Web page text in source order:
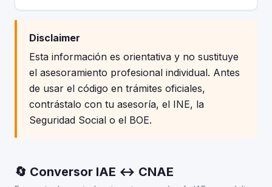
Disclaimer
Esta información es orientativa y no sustituye
el asesoramiento profesional individual. Antes
de usar el código en trámites oficiales,
contrástalo con tu asesoría, el INE, la
Seguridad Social o el BOE.
🔄 Conversor IAE ↔ CNAE